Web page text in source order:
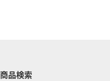
商品検索